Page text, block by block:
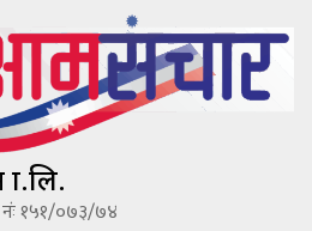
नंः १५१/०७३/७४